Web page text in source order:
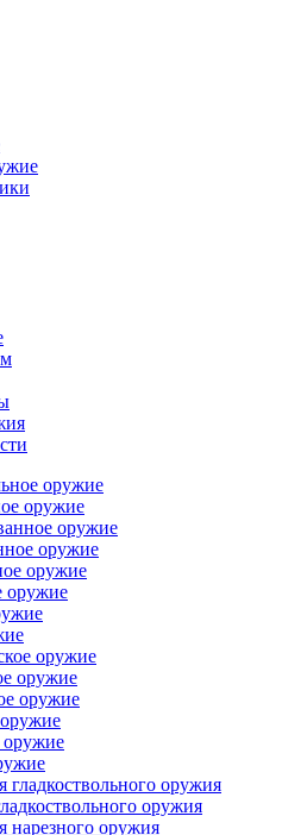
оружие
оружие
оружие
оружие
оружия